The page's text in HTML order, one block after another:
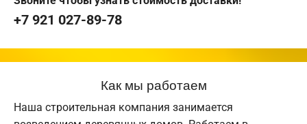
+7 921 027-89-78
Как мы работаем
Наша строительная компания занимается